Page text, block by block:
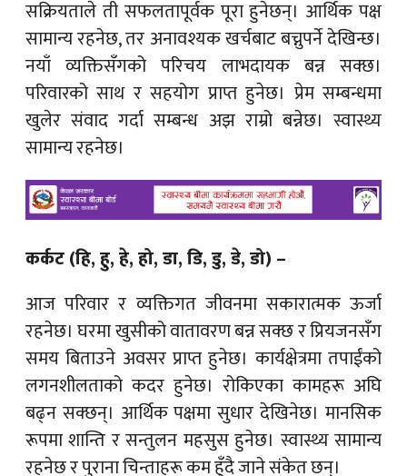
सक्रियताले ती सफलतापूर्वक पूरा हुनेछन्। आर्थिक पक्ष
सामान्य रहनेछ, तर अनावश्यक खर्चबाट बच्नुपर्ने देखिन्छ।
नयाँ व्यक्तिसँगको परिचय लाभदायक बन्न सक्छ।
परिवारको साथ र सहयोग प्राप्त हुनेछ। प्रेम सम्बन्धमा
खुलेर संवाद गर्दा सम्बन्ध अझ राम्रो बन्नेछ। स्वास्थ्य
सामान्य रहनेछ।
कर्कट (हि, हु, हे, हो, डा, डि, डु, डे, डो) –
आज परिवार र व्यक्तिगत जीवनमा सकारात्मक ऊर्जा
रहनेछ। घरमा खुसीको वातावरण बन्न सक्छ र प्रियजनसँग
समय बिताउने अवसर प्राप्त हुनेछ। कार्यक्षेत्रमा तपाईंको
लगनशीलताको कदर हुनेछ। रोकिएका कामहरू अघि
बढ्न सक्छन्। आर्थिक पक्षमा सुधार देखिनेछ। मानसिक
रूपमा शान्ति र सन्तुलन महसुस हुनेछ। स्वास्थ्य सामान्य
रहनेछ र पुराना चिन्ताहरू कम हुँदै जाने संकेत छन्।